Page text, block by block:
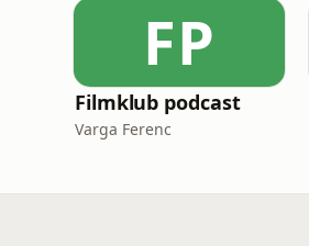
FP
Filmklub podcast
Varga Ferenc